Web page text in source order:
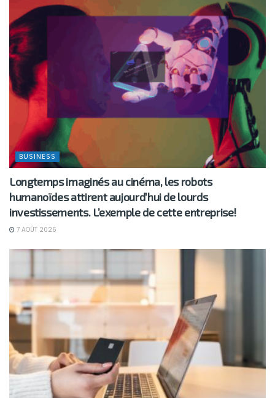
BUSINESS
Longtemps imaginés au cinéma, les robots
humanoïdes attirent aujourd’hui de lourds
investissements. L’exemple de cette entreprise!
7 AOÛT 2026